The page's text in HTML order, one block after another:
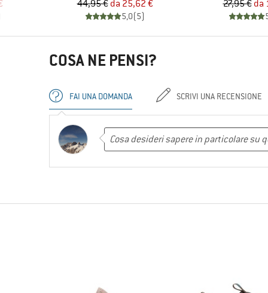
Prezzo
44,95 € Prezzo ridotto
da 25,62 €
5,0(5)
27,95 € da
COSA NE PENSI?
FAI UNA DOMANDA SCRIVI UNA RECENSIONE